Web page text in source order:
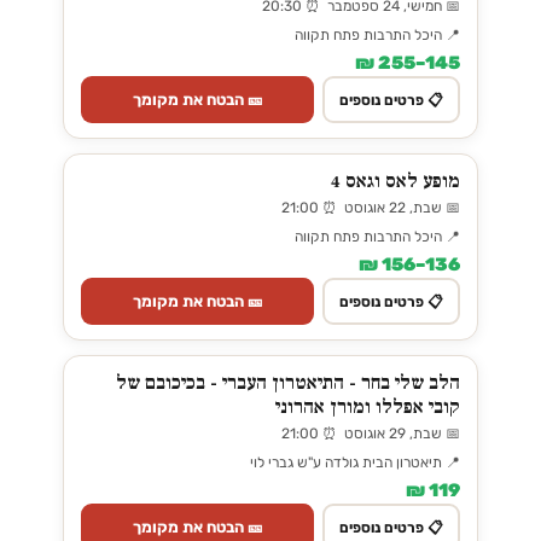
📅 חמישי, 24 ספטמבר ⏰ 20:30
📍 היכל התרבות פתח תקווה
145–255 ₪
📋 פרטים נוספים 🎫 הבטח את מקומך
מופע לאס וגאס 4
📅 שבת, 22 אוגוסט ⏰ 21:00
📍 היכל התרבות פתח תקווה
136–156 ₪
📋 פרטים נוספים 🎫 הבטח את מקומך
הלב שלי בחר - התיאטרון העברי - בכיכובם של
קובי אפללו ומורן אהרוני
📅 שבת, 29 אוגוסט ⏰ 21:00
📍 תיאטרון הבית גולדה ע"ש גברי לוי
119 ₪
📋 פרטים נוספים 🎫 הבטח את מקומך